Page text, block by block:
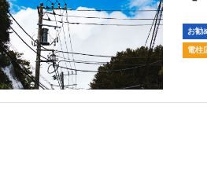
お勧
電柱